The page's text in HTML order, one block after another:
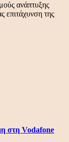
ανάπτυξης
επιτάχυνση της
στη Vodafone